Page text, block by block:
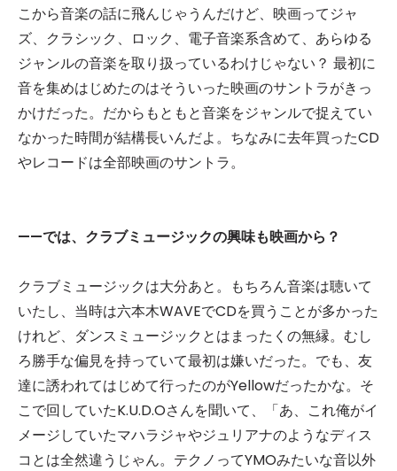
こから音楽の話に飛んじゃうんだけど、映画ってジャ
ズ、クラシック、ロック、電子音楽系含めて、あらゆる
ジャンルの音楽を取り扱っているわけじゃない？ 最初に
音を集めはじめたのはそういった映画のサントラがきっ
かけだった。だからもともと音楽をジャンルで捉えてい
なかった時間が結構長いんだよ。ちなみに去年買ったCD
やレコードは全部映画のサントラ。
——では、クラブミュージックの興味も映画から？
クラブミュージックは大分あと。もちろん音楽は聴いて
いたし、当時は六本木WAVEでCDを買うことが多かった
けれど、ダンスミュージックとはまったくの無縁。むし
ろ勝手な偏見を持っていて最初は嫌いだった。でも、友
達に誘われてはじめて行ったのがYellowだったかな。そ
こで回していたK.U.D.Oさんを聞いて、「あ、これ俺がイ
メージしていたマハラジャやジュリアナのようなディス
コとは全然違うじゃん。テクノってYMOみたいな音以外